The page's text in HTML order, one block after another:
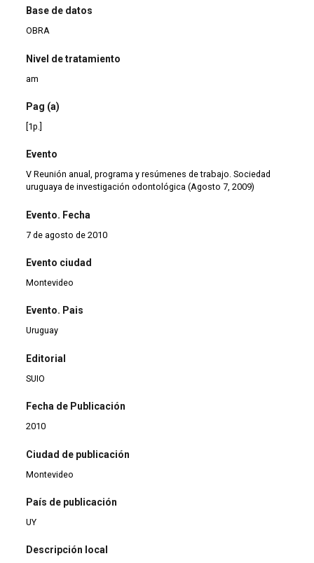
Base de datos
OBRA
Nivel de tratamiento
am
Pag (a)
[1p.]
Evento
V Reunión anual, programa y resúmenes de trabajo. Sociedad
uruguaya de investigación odontológica (Agosto 7, 2009)
Evento. Fecha
7 de agosto de 2010
Evento ciudad
Montevideo
Evento. Pais
Uruguay
Editorial
SUIO
Fecha de Publicación
2010
Ciudad de publicación
Montevideo
País de publicación
UY
Descripción local